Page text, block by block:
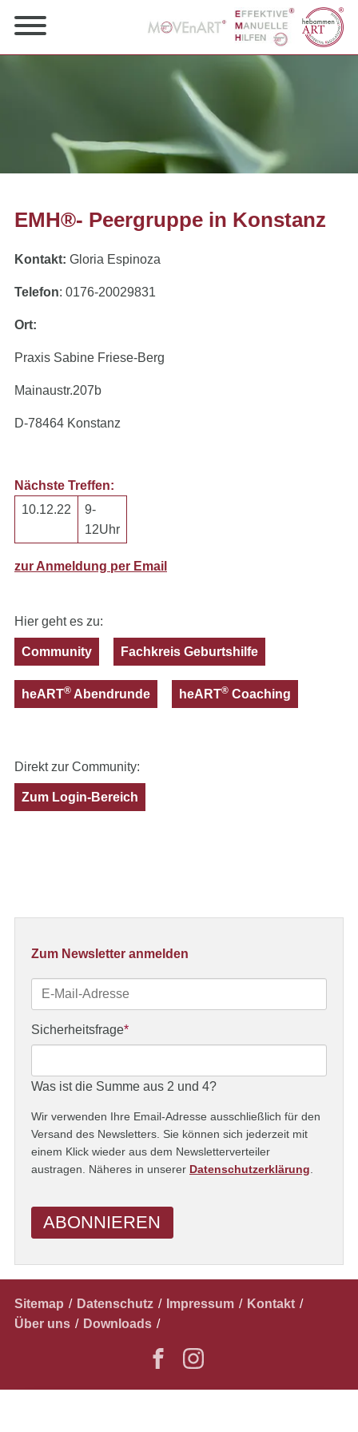
EMH®- Peergruppe in Konstanz
Kontakt: Gloria Espinoza
Telefon: 0176-20029831
Ort:
Praxis Sabine Friese-Berg
Mainaustr.207b
D-78464 Konstanz
Nächste Treffen:
10.12.22
9-
12Uhr
zur Anmeldung per Email
Hier geht es zu:
Community Fachkreis Geburtshilfe
heART® Abendrunde heART® Coaching
Direkt zur Community:
Zum Login-Bereich
Zum Newsletter anmelden
E-
Mail-
Adresse
Pflichtfeld
Sicherheitsfrage*
Was ist die Summe aus 2 und 4?
Wir verwenden Ihre Email-Adresse ausschließlich für den
Versand des Newsletters. Sie können sich jederzeit mit
einem Klick wieder aus dem Newsletterverteiler
austragen. Näheres in unserer Datenschutzerklärung
ABONNIEREN
Navigation
überspringen
Sitemap Datenschutz Impressum
Kontakt
Über uns
Downloads